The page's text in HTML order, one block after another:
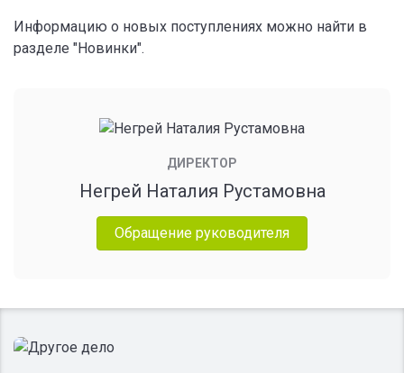
Информацию о новых поступлениях можно найти в
разделе "Новинки".
ДИРЕКТОР
Негрей Наталия Рустамовна
Обращение руководителя